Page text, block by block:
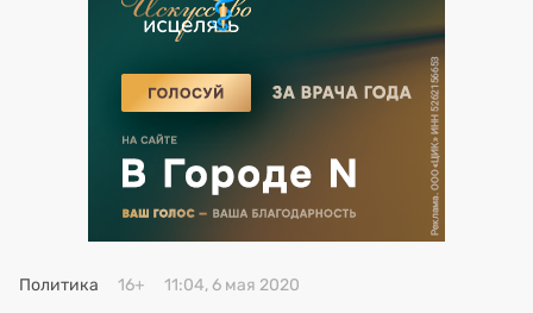
Искусство исцелять
Премия 2025
Эксперты
Политика 16+ 11:04, 6 мая 2020